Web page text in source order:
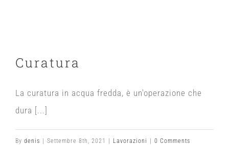
Curatura
La curatura in acqua fredda, è un'operazione che
dura [...]
By denis Settembre 8th, 2021 Lavorazioni 0 Comments